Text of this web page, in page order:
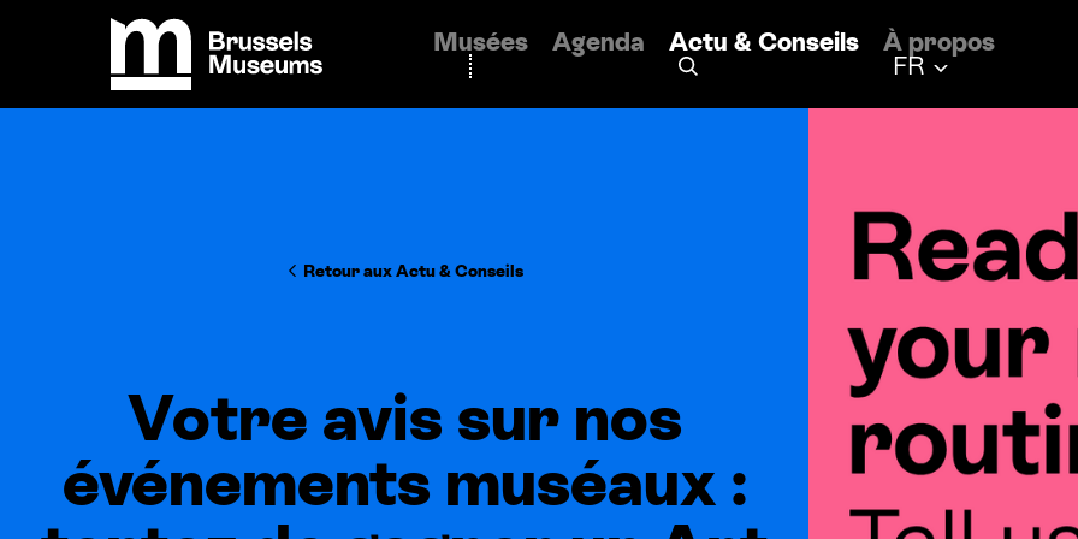
Brussels Museums
Musées Agenda Actu & Conseils À propos
Français
FR
Retour aux Actu& Conseils
Votre avis sur nos
événements muséaux :
Panneau de gestion des cookies